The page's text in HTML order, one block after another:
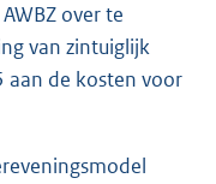
over te
van zintuiglijk
de kosten voor